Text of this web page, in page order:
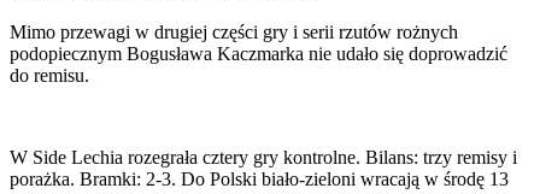
Mimo przewagi w drugiej części gry i serii rzutów rożnych
podopiecznym Bogusława Kaczmarka nie udało się doprowadzić
do remisu.
W Side Lechia rozegrała cztery gry kontrolne. Bilans: trzy remisy i
porażka. Bramki: 2-3. Do Polski biało-zieloni wracają w środę 13